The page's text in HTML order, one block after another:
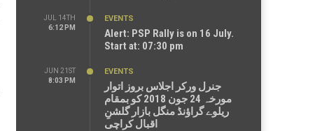
JUL 14TH
6:12 PM
EVENTS
Alert: PSP Rally is on 16 July.
Start at: 07:30 pm
JUN 21ST
8:03 PM
EVENTS
جنرل ورکر اجلاس بروز اتوار
مورخہ 24 جون 2018 کو بمقام
ریلوے گراؤنڈ منگل بازار گلشنِ
اقبال کراچی